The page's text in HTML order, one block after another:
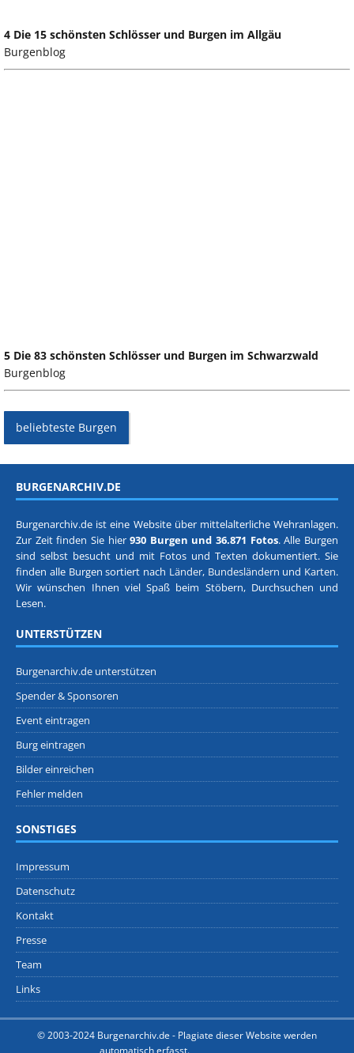
4 Die 15 schönsten Schlösser und Burgen im Allgäu
Burgenblog
5 Die 83 schönsten Schlösser und Burgen im Schwarzwald
Burgenblog
beliebteste Burgen
BURGENARCHIV.DE
Burgenarchiv.de ist eine Website über mittelalterliche Wehranlagen.
Zur Zeit finden Sie hier930 Burgen und 36.871 Fotos. Alle Burgen
sind selbst besucht und mit Fotos und Texten dokumentiert. Sie
finden alle Burgen sortiert nach Länder, Bundesländern und Karten.
Wir wünschen Ihnen viel Spaß beim Stöbern, Durchsuchen und
Lesen.
UNTERSTÜTZEN
Burgenarchiv.de unterstützen
Spender & Sponsoren
Event eintragen
Burg eintragen
Bilder einreichen
Fehler melden
SONSTIGES
Impressum
Datenschutz
Kontakt
Presse
Team
Links
© 2003-2024 Burgenarchiv.de - Plagiate dieser Website werden